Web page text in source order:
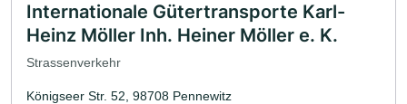
Internationale Gütertransporte Karl-
Heinz Möller Inh. Heiner Möller e. K.
Strassenverkehr
Königseer Str. 52, 98708 Pennewitz